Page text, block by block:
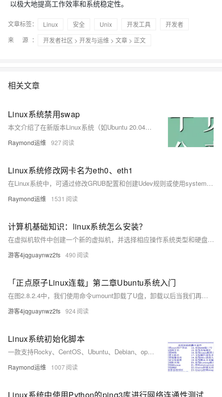
以极大地提高工作效率和系统稳定性。
文章标签： Linux 安全 Unix 开发工具
开发者
来 源：
开发者社区 > 开发与运维 > 文章 > 正文
相关文章
Linux系统禁用swap
本文介绍了在新版本Linux系统（如Ubuntu 20.04+、CentOS Stream、openEuler等）中禁用swap的两种方法。传统通过注释/etc/fstab中swap行的方式已失效，现需使用systemd管理swap.target服务或在/etc/fstab中添加noauto参数实现禁用。方法1通过屏蔽swap.target适用于新版系统，方法2通过修改fstab挂载选项更通用，兼容所有系统。
Raymond运维 927
Linux系统修改网卡名为eth0、eth1
在Linux系统中，可通过修改GRUB配置和创建Udev规则或使用systemd链接文件，将网卡名改为`eth0`、`eth1`等传统命名方式，适用于多种发行版并支持多网卡配置。
Raymond运维 1531
计算机基础知识：linux系统怎么安装？
在虚拟机软件中创建一个新的虚拟机，并选择相应操作系统类型和硬盘空间大小等参数。将下载的 ISO 镜像文件加载到虚拟机中。启动虚拟机，进入安装界面，并按照步骤进行安装。安装完成后，可以在虚拟机中使用 Linux 系统。
游客4jqguaynwz2fs 490
「正点原子Linux连载」第二章Ubuntu系统入门
在图2.8.2.4中，我们使用命令umount卸载了U盘，卸载以后当我们再去访问文件夹/mnt/tmp的时候发现里面没有任何文件了，说明我们卸载成功了。
游客4jqguaynwz2fs 924
Linux系统初始化脚本
一款支持Rocky、CentOS、Ubuntu、Debian、openEuler等主流Linux发行版的系统初始化Shell脚本，涵盖网络配置、主机名设置、镜像源更换、安全加固等多项功能，适配单/双网卡环境，支持UEFI引导，提供多版本下载与持续更新。
Raymond运维 1007
Linux系统中使用Python的ping3库进行网络连通性测试